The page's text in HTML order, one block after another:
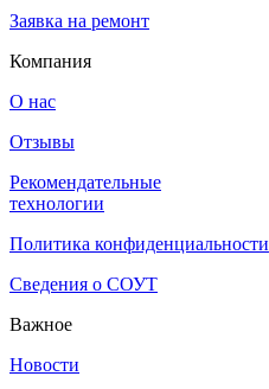
Заявка на ремонт
Компания
О нас
Отзывы
Рекомендательные
технологии
Политика конфиденциальности
Сведения о СОУТ
Важное
Новости